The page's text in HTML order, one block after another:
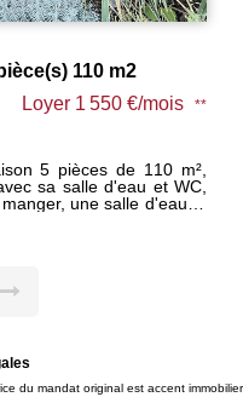
110 m2
Loyer 1 550 €/mois
**
5 pièces de 110 m²,
sa salle d'eau et WC,
une salle d'eau et
Répondez au
du mandat original est accent immobilier